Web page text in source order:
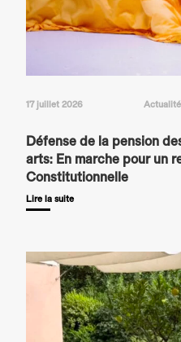
17 juillet 2026
Défense de la pension
arts: En marche pour un
Constitutionnelle
Lire la suite